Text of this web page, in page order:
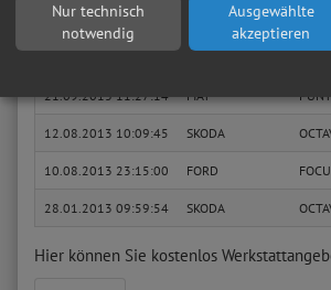
04.06.2014 14:36:40 Peugeot 307 CC
21.09.2013 11:27:14 FIAT
12.08.2013 10:09:45 SKODA
10.08.2013 23:15:00 FORD
28.01.2013 09:59:54 SKODA
Hier können Sie kostenlos
Nur technisch
notwendig
Ausgewählte
akzeptieren